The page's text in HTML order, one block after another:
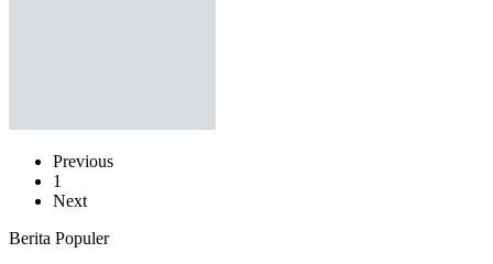
Previous
1
Next
Berita Populer